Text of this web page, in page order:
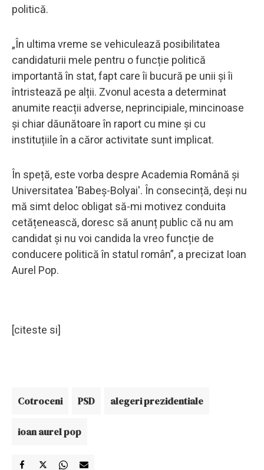
politică.
„În ultima vreme se vehiculează posibilitatea
candidaturii mele pentru o funcție politică
importantă în stat, fapt care îi bucură pe unii și îi
întristează pe alții. Zvonul acesta a determinat
anumite reacții adverse, neprincipiale, mincinoase
și chiar dăunătoare în raport cu mine și cu
instituțiile în a căror activitate sunt implicat.
În speță, este vorba despre Academia Română și
Universitatea 'Babeș-Bolyai'. În consecință, deși nu
mă simt deloc obligat să-mi motivez conduita
cetățenească, doresc să anunț public că nu am
candidat și nu voi candida la vreo funcție de
conducere politică în statul român”, a precizat Ioan
Aurel Pop.
[citeste si]
Cotroceni PSD alegeri prezidentiale
ioan aurel pop